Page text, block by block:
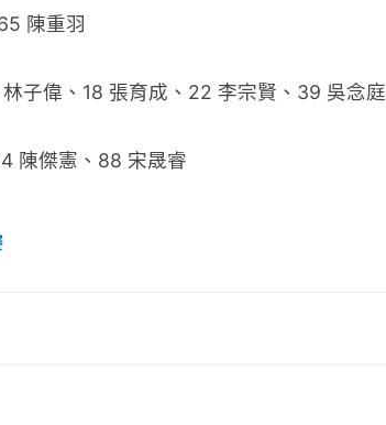
陳重羽
子偉、18 張育成、22 李宗賢、39 吳念庭
陳傑憲、88 宋晟睿